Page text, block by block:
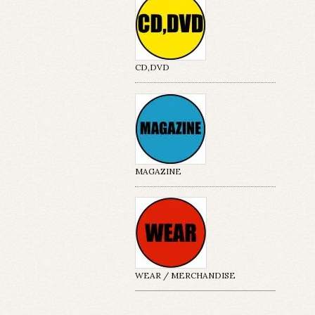
CD,DVD
MAGAZINE
WEAR / MERCHANDISE